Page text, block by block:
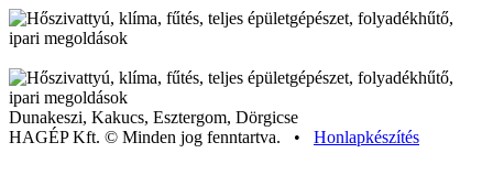
Dunakeszi, Kakucs, Esztergom, Dörgicse
HAGÉP Kft. © Minden jog fenntartva. • Honlapkészítés